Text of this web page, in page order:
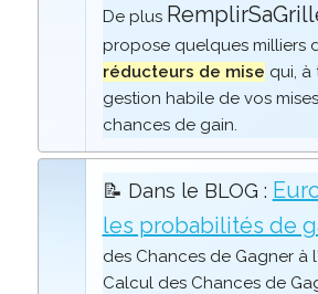
De plus
propose quelques milliers
réducteurs de mise qui, à
gestion habile de vos
chances de gain.
📝 Dans le BLOG :
les probabilités de
des Chances de Gagner à
Calcul des Chances de